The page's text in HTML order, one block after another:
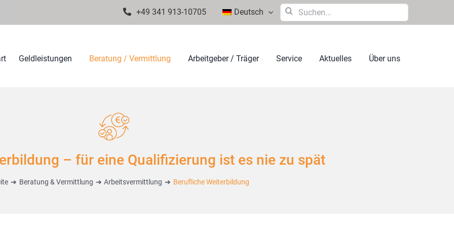
+49 341 913-10705 Deutsch
Suche
nach:
Geldleistungen Beratung / Vermittlung Arbeitgeber / Träger Service Aktuelles Über uns
– für eine Qualifizierung ist es nie zu spät
Beratung & Vermittlung Arbeitsvermittlung Berufliche Weiterbildung